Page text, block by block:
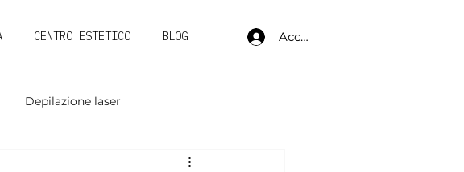
CENTRO ESTETICO BLOG Accedi
Depilazione laser